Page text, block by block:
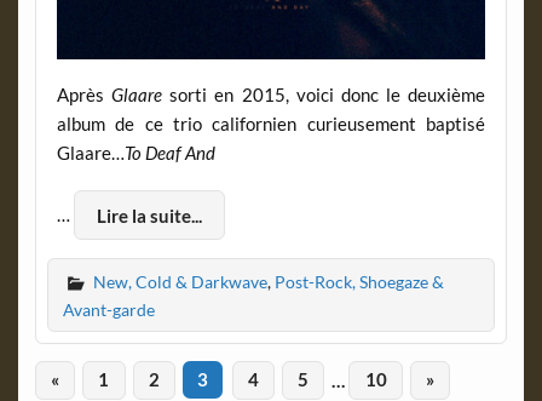
Après Glaaresorti en 2015, voici donc le deuxième
album de ce trio californien curieusement baptisé
Glaare…To Deaf And
… Lire la suite...
New, Cold & Darkwave, Post-Rock, Shoegaze &
Avant-garde
« 1 2 3 4 5 10 »